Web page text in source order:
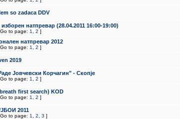
so zadaca DDV
натпревар (28.04.2011 16:00-19:00)
Go to page: 1 2 ]
натпревар 2012
Go to page: 1 2 ]
2019
Јовчевски Корчагин" - Скопје
Go to page: 1 2 ]
first search) KOD
Go to page: 1 2 ]
2011
Go to page: 1 2 3 ]